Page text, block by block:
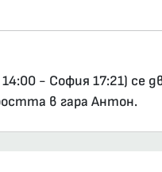
- София 17:21)
в гара Антон.